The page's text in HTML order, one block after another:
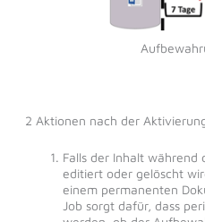
2 Aktionen nach der
Falls der Inhalt während
editiert oder gelöscht
einem permanenten
Job sorgt dafür, dass